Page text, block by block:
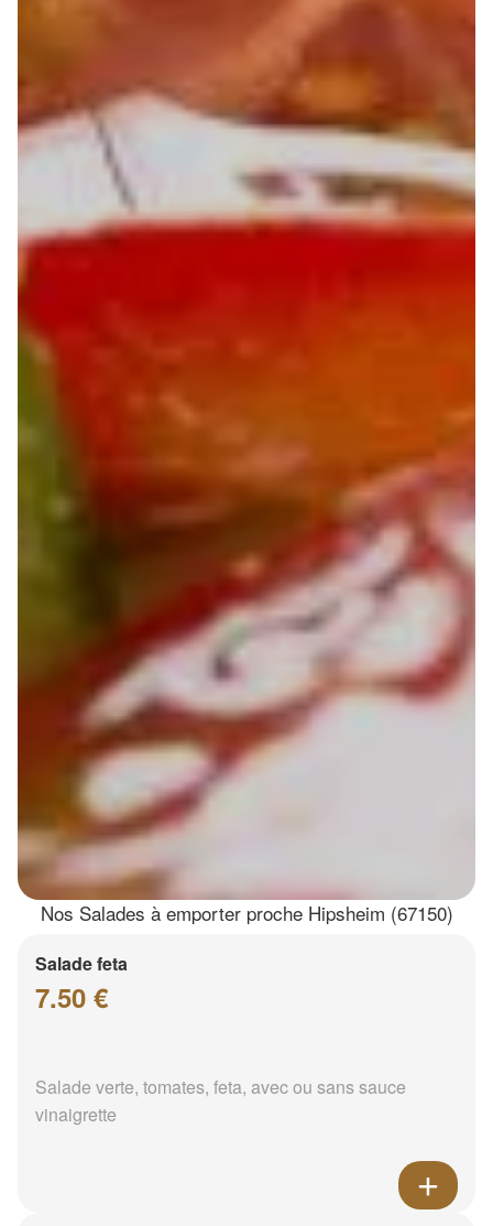
Nos Salades à emporter proche Hipsheim (67150)
Salade feta
7.50 €
Salade verte, tomates, feta, avec ou sans sauce
vinaigrette